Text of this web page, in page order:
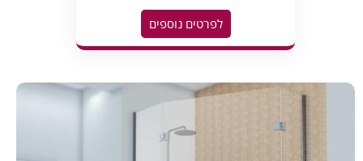
לפרטים נוספים